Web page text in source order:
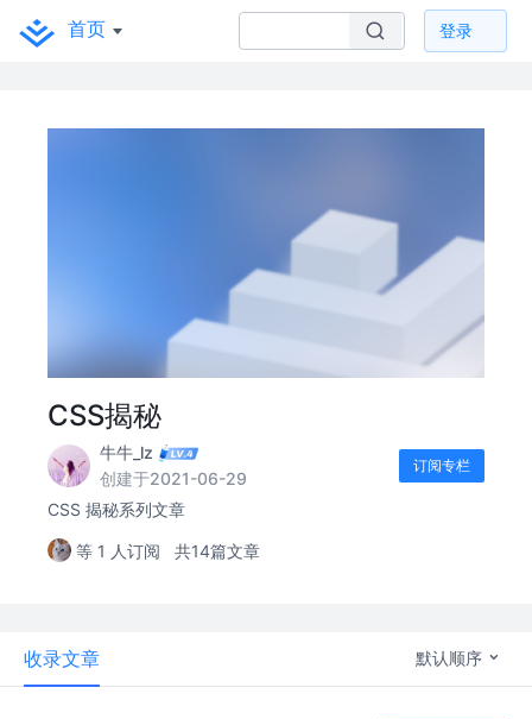
首页 登录
CSS揭秘
牛牛_lz
创建于2021-06-29
订阅专栏
CSS 揭秘系列文章
等 1 人订阅 共14篇文章
收录文章 默认顺序